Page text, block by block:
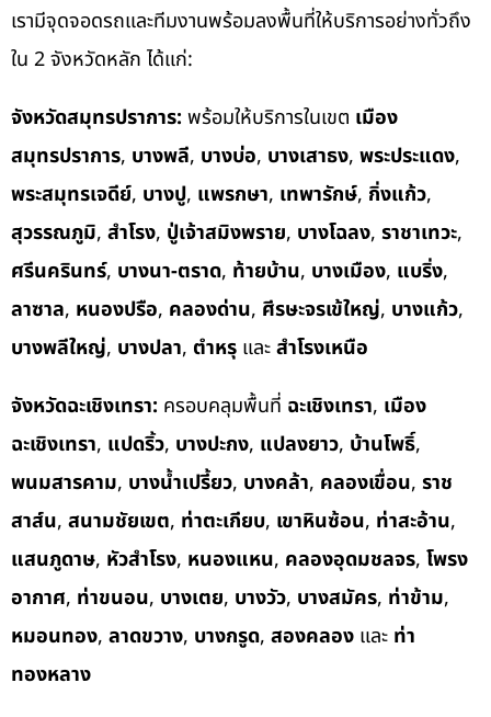
เรามีจุดจอดรถและทีมงานพร้อมลงพื้นที่ให้บริการอย่างทั่วถึง
ใน 2 จังหวัดหลัก ได้แก่:
จังหวัดสมุทรปราการ: พร้อมให้บริการในเขต เมือง
สมุทรปราการ, บางพลี, บางบ่อ, บางเสาธง, พระประแดง,
พระสมุทรเจดีย์, บางปู, แพรกษา, เทพารักษ์, กิ่งแก้ว,
สุวรรณภูมิ, สำโรง, ปู่เจ้าสมิงพราย, บางโฉลง, ราชาเทวะ,
ศรีนครินทร์, บางนา-ตราด, ท้ายบ้าน, บางเมือง, แบริ่ง,
ลาซาล, หนองปรือ, คลองด่าน, ศีรษะจรเข้ใหญ่, บางแก้ว,
บางพลีใหญ่, บางปลา, ตำหรุ และสำโรงเหนือ
จังหวัดฉะเชิงเทรา: ครอบคลุมพื้นที่ ฉะเชิงเทรา, เมือง
ฉะเชิงเทรา, แปดริ้ว, บางปะกง, แปลงยาว, บ้านโพธิ์,
พนมสารคาม, บางน้ำเปรี้ยว, บางคล้า, คลองเขื่อน, ราช
สาส์น, สนามชัยเขต, ท่าตะเกียบ, เขาหินซ้อน, ท่าสะอ้าน,
แสนภูดาษ, หัวสำโรง, หนองแหน, คลองอุดมชลจร, โพรง
อากาศ, ท่าขนอน, บางเตย, บางวัว, บางสมัคร, ท่าข้าม,
หมอนทอง, ลาดขวาง, บางกรูด, สองคลอง และ ท่า
ทองหลาง